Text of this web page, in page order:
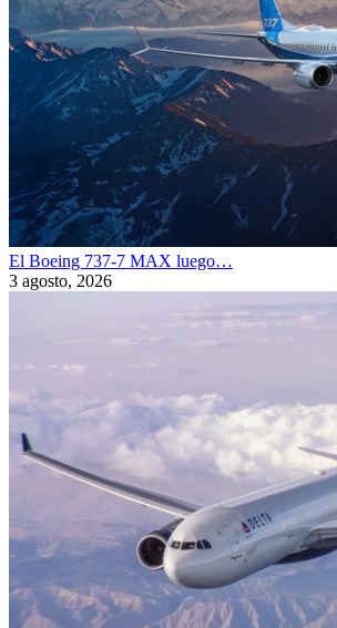
El Boeing 737-7 MAX luego…
3 agosto, 2026